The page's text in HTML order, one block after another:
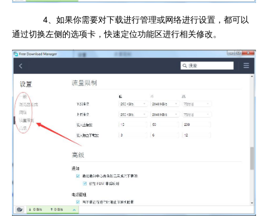
4、如果你需要对下载进行管理或网络进行设置，都可以
通过切换左侧的选项卡，快速定位功能区进行相关修改。